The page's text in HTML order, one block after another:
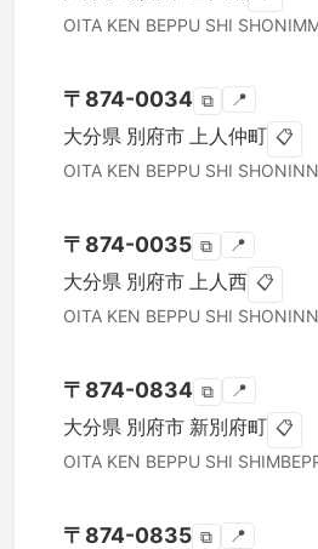
OITA KEN BEPPU SHI
〒 874-0034 ⧉ 📍
大分県 別府市 上人仲町 📋
OITA KEN BEPPU SHI
〒 874-0035 ⧉ 📍
大分県 別府市 上人西 📋
OITA KEN BEPPU SHI
〒 874-0834 ⧉ 📍
大分県 別府市 新別府町 📋
OITA KEN BEPPU SHI
〒 874-0835 ⧉ 📍